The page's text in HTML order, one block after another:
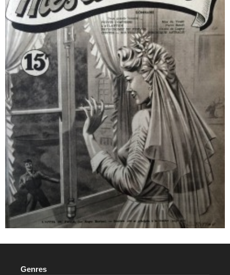
Genres